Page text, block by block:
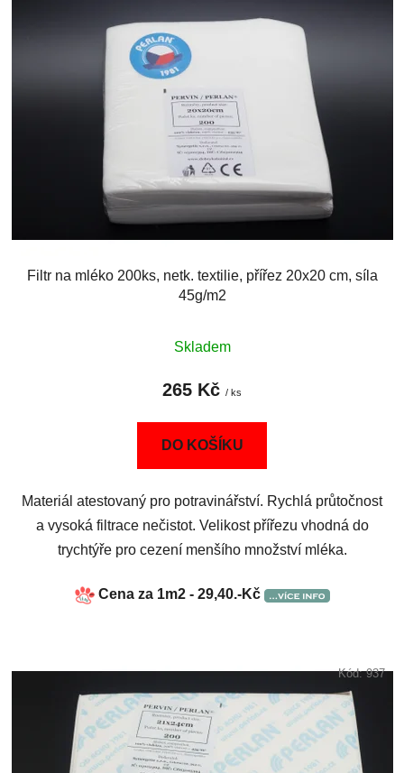
Filtr na mléko 200ks, netk. textilie, přířez 20x20 cm, síla
45g/m2
Skladem
265 Kč / ks
DO KOŠÍKU
Materiál atestovaný pro potravinářství. Rychlá průtočnost
a vysoká filtrace nečistot. Velikost přířezu vhodná do
trychtýře pro cezení menšího množství mléka.
Cena za 1m2 - 29,40.-Kč
Kód:937